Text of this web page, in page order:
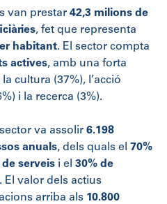
van prestar 42,3 milions de
, fet que representa
habitant. El sector compta
actives, amb una forta
cultura (37%), l’acció
i la recerca (3%).
va assolir 6.198
anuals, dels quals el 70%
serveis i el 30% de
. El valor dels actius
arriba als 10.800